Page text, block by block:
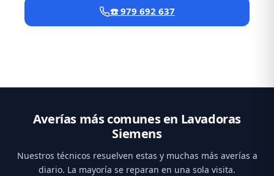
☎️ 979 692 637
Averías más comunes en Lavadoras
Siemens
Nuestros técnicos resuelven estas y muchas más averías a
diario. La mayoría se reparan en una sola visita.